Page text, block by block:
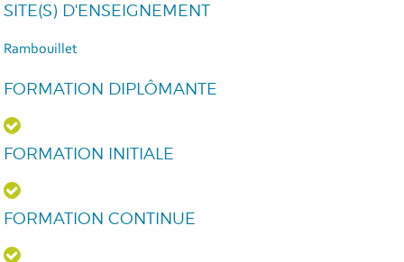
SITE(S) D'ENSEIGNEMENT
Rambouillet
FORMATION DIPLÔMANTE
FORMATION INITIALE
FORMATION CONTINUE